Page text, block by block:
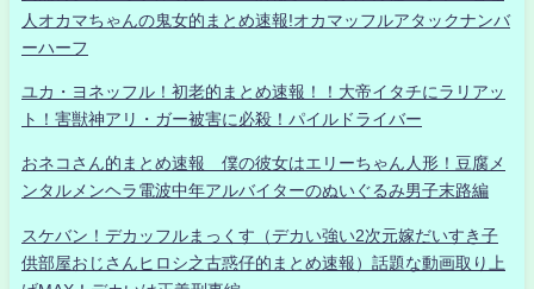
人オカマちゃんの鬼女的まとめ速報!オカマッフルアタックナンバ
ーハーフ
ユカ・ヨネッフル！初老的まとめ速報！！大帝イタチにラリアッ
ト！害獣神アリ・ガー被害に必殺！パイルドライバー
おネコさん的まとめ速報 僕の彼女はエリーちゃん人形！豆腐メ
ンタルメンヘラ電波中年アルバイターのぬいぐるみ男子末路編
スケバン！デカッフルまっくす（デカい強い2次元嫁だいすき子
供部屋おじさんヒロシ之古惑仔的まとめ速報）話題な動画取り上